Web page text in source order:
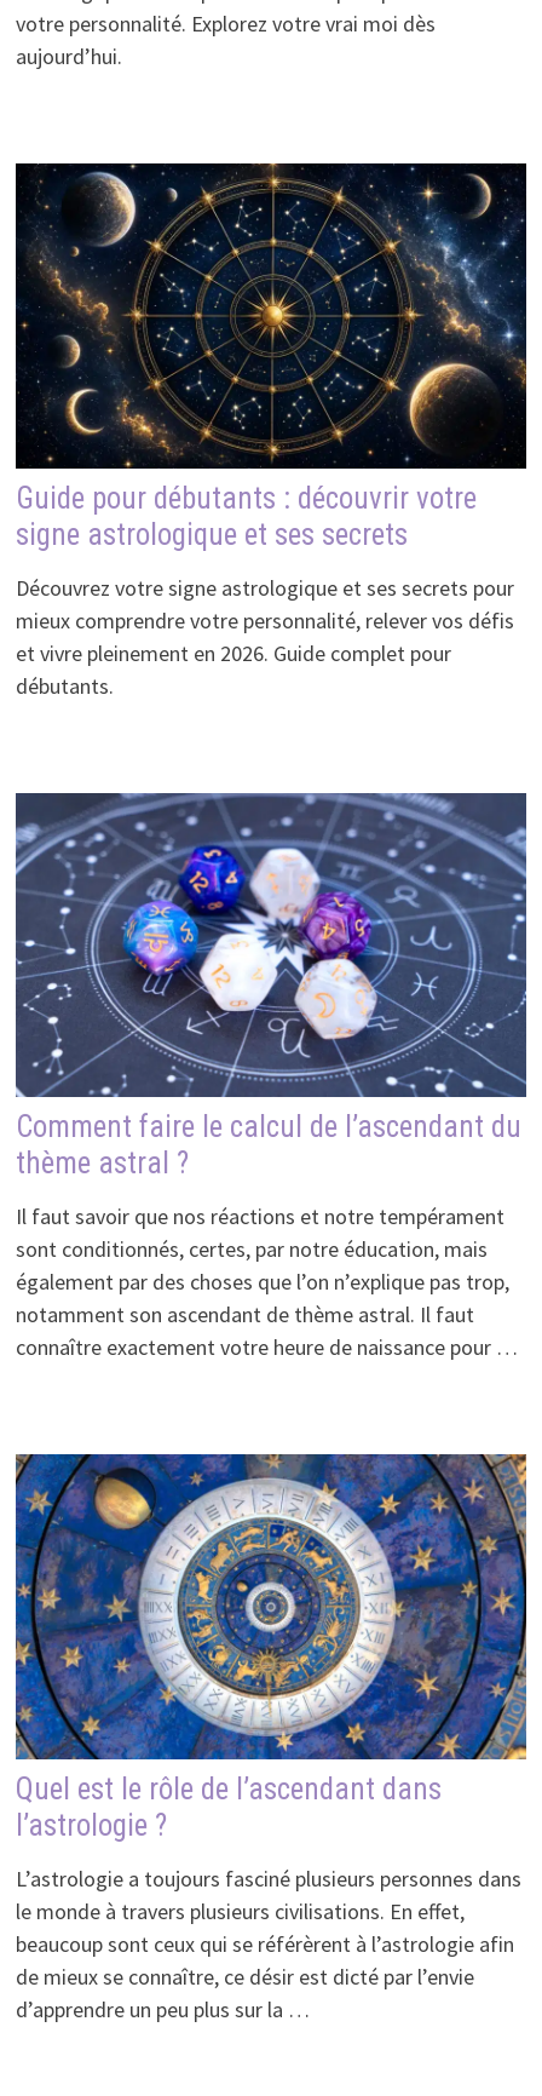
votre personnalité. Explorez votre vrai moi dès
aujourd’hui.
Guide pour débutants : découvrir votre
signe astrologique et ses secrets
Découvrez votre signe astrologique et ses secrets pour
mieux comprendre votre personnalité, relever vos défis
et vivre pleinement en 2026. Guide complet pour
débutants.
Comment faire le calcul de l’ascendant du
thème astral ?
Il faut savoir que nos réactions et notre tempérament
sont conditionnés, certes, par notre éducation, mais
également par des choses que l’on n’explique pas trop,
notamment son ascendant de thème astral. Il faut
connaître exactement votre heure de naissance pour …
Quel est le rôle de l’ascendant dans
l’astrologie ?
L’astrologie a toujours fasciné plusieurs personnes dans
le monde à travers plusieurs civilisations. En effet,
beaucoup sont ceux qui se référèrent à l’astrologie afin
de mieux se connaître, ce désir est dicté par l’envie
d’apprendre un peu plus sur la …